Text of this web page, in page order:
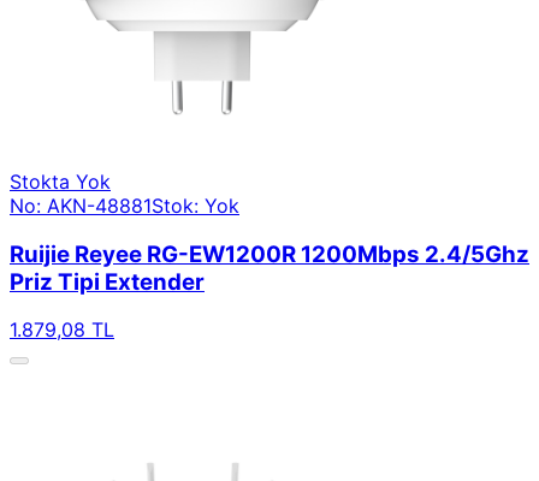
Stokta Yok
No: AKN-48881Stok: Yok
Ruijie Reyee RG-EW1200R 1200Mbps 2.4/5Ghz
Priz Tipi Extender
1.879,08 TL